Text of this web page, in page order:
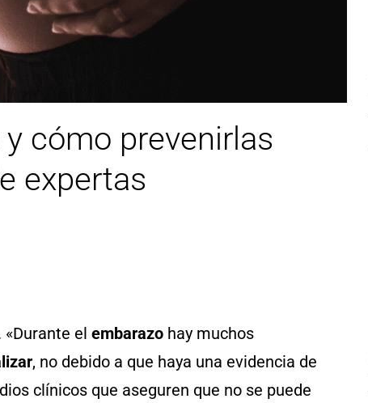
cómo prevenirlas
expertas
«Durante el embarazo hay muchos
, no debido a que haya una evidencia de
clínicos que aseguren que no se puede